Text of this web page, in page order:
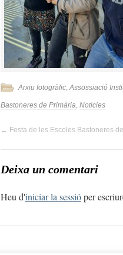
Arxiu fotogràfic,Assossiació
Bastoneres de Primària, Noticies
← Festa de les Escoles Bastoneres
Deixa un comentari
Heu d'iniciar la sessióper